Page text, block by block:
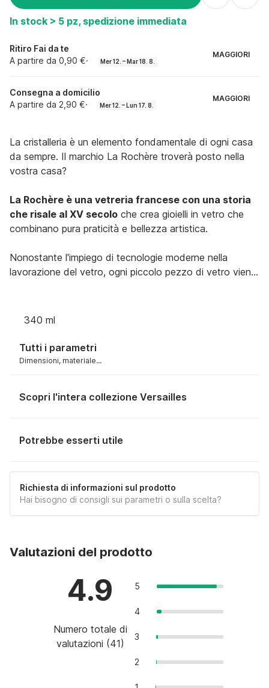
In stock > 5 pz, spedizione immediata
Ritiro Fai da te
A partire da 0,90 €· Mer 12. – Mar 18. 8.
MAGGIORI
Consegna a domicilio
A partire da 2,90 €· Mer 12. – Lun 17. 8.
MAGGIORI
La cristalleria è un elemento fondamentale di ogni casa
da sempre. Il marchio La Rochère troverà posto nella
vostra casa?
La Rochère è una vetreria francese con una storia
che risale al XV secolo che crea gioielli in vetro che
combinano pura praticità e bellezza artistica.
Nonostante l'impiego di tecnologie moderne nella
lavorazione del vetro, ogni piccolo pezzo di vetro viene
La cristalleria emana così il fascino dell'artigianato
resistenza del vetro
rendendolo lavabile in lavastoviglie
340 ml
Tutti i parametri
Dimensioni, materiale...
Scopri l'intera collezione Versailles
Potrebbe esserti utile
Richiesta di informazioni sul prodotto
Hai bisogno di consigli sui parametri o sulla scelta?
Valutazioni del prodotto
4.9
Numero totale di
valutazioni (41)
5
4
3
2